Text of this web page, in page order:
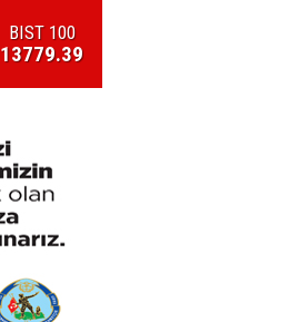
BIST 100
13779.39